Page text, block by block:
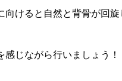
向けると自然と背骨が回
感じながら行いましょう！